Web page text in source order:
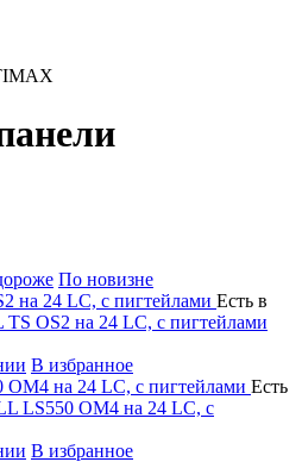
По новизне
Есть в
OS2 на 24 LC, с пигтейлами
В избранное
Есть
LS550 OM4 на 24 LC, с
В избранное